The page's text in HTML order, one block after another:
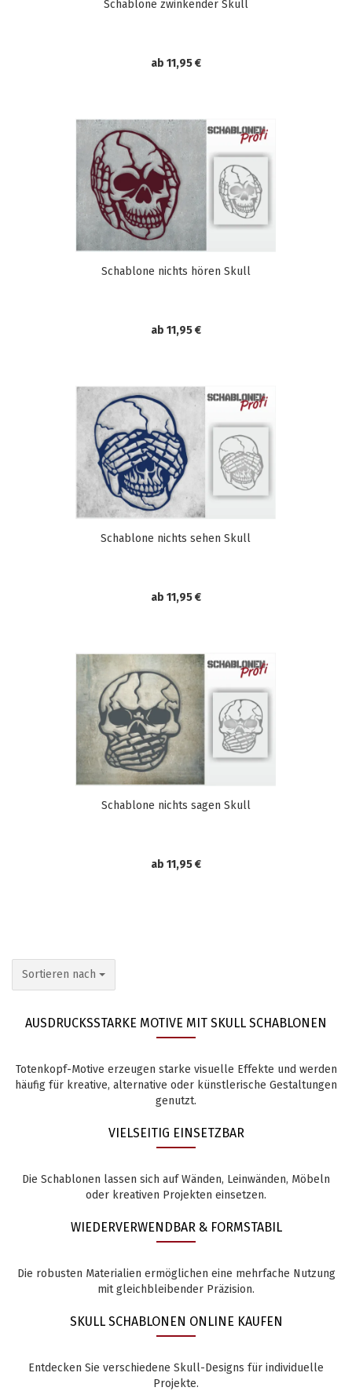
Schablone zwinkender Skull
ab 11,95 €
Schablone nichts hören Skull
ab 11,95 €
Schablone nichts sehen Skull
ab 11,95 €
Schablone nichts sagen Skull
ab 11,95 €
Sortieren nach
Sortieren nach
AUSDRUCKSSTARKE MOTIVE MIT SKULL SCHABLONEN
Totenkopf-Motive erzeugen starke visuelle Effekte und werden
häufig für kreative, alternative oder künstlerische Gestaltungen
genutzt.
VIELSEITIG EINSETZBAR
Die Schablonen lassen sich auf Wänden, Leinwänden, Möbeln
oder kreativen Projekten einsetzen.
WIEDERVERWENDBAR & FORMSTABIL
Die robusten Materialien ermöglichen eine mehrfache Nutzung
mit gleichbleibender Präzision.
SKULL SCHABLONEN ONLINE KAUFEN
Entdecken Sie verschiedene Skull-Designs für individuelle
Projekte.